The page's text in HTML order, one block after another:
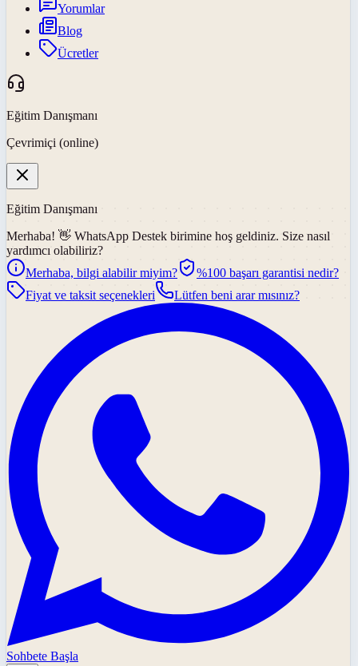
Yorumlar
Blog
Ücretler
Eğitim Danışmanı
Çevrimiçi (online)
Eğitim Danışmanı
Merhaba! 👋 WhatsApp Destek birimine hoş geldiniz. Size nasıl
yardımcı olabiliriz?
Merhaba, bilgi alabilir miyim?
%100 başarı garantisi nedir?
Fiyat ve taksit seçenekleri
Lütfen beni arar mısınız?
Sohbete Başla